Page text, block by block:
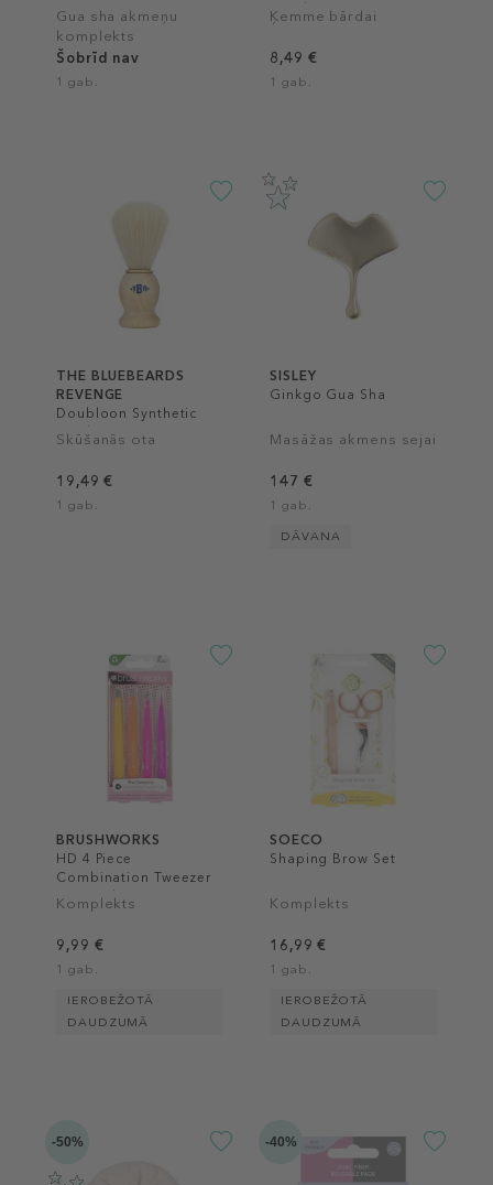
Gua sha akmeņu
komplekts
Šobrīd nav
1 gab.
Comb
Ķemme bārdai
8,49 €
1 gab.
THE BLUEBEARDS
REVENGE
Doubloon Synthetic
Brush
Skūšanās ota
19,49 €
1 gab.
SISLEY
Ginkgo Gua Sha
Masāžas akmens sejai
147 €
1 gab.
DĀVANA
BRUSHWORKS
HD 4 Piece
Combination Tweezer
Set Brights
Komplekts
9,99 €
1 gab.
IEROBEŽOTĀ
DAUDZUMĀ
SOECO
Shaping Brow Set
Komplekts
16,99 €
1 gab.
IEROBEŽOTĀ
DAUDZUMĀ
-50% -40%